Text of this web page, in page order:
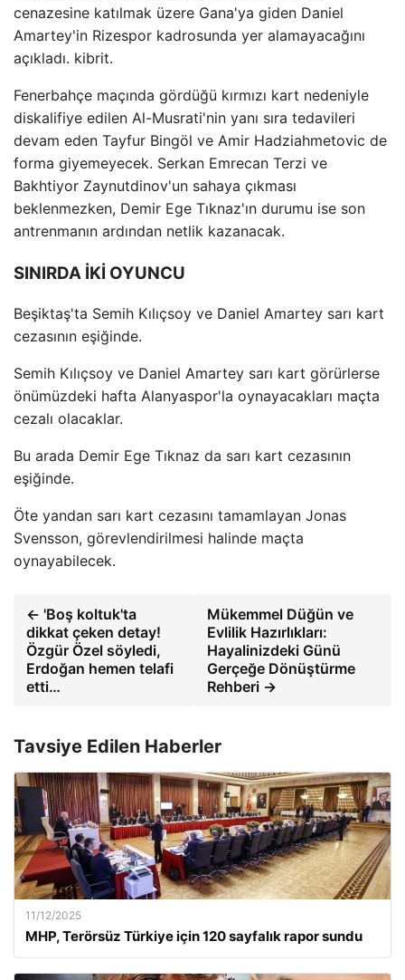
cenazesine katılmak üzere Gana'ya giden Daniel
Amartey'in Rizespor kadrosunda yer alamayacağını
açıkladı. kibrit.
Fenerbahçe maçında gördüğü kırmızı kart nedeniyle
diskalifiye edilen Al-Musrati'nin yanı sıra tedavileri
devam eden Tayfur Bingöl ve Amir Hadziahmetovic de
forma giyemeyecek. Serkan Emrecan Terzi ve
Bakhtiyor Zaynutdinov'un sahaya çıkması
beklenmezken, Demir Ege Tıknaz'ın durumu ise son
antrenmanın ardından netlik kazanacak.
SINIRDA İKİ OYUNCU
Beşiktaş'ta Semih Kılıçsoy ve Daniel Amartey sarı kart
cezasının eşiğinde.
Semih Kılıçsoy ve Daniel Amartey sarı kart görürlerse
önümüzdeki hafta Alanyaspor'la oynayacakları maçta
cezalı olacaklar.
Bu arada Demir Ege Tıknaz da sarı kart cezasının
eşiğinde.
Öte yandan sarı kart cezasını tamamlayan Jonas
Svensson, görevlendirilmesi halinde maçta
oynayabilecek.
← 'Boş koltuk'ta
dikkat çeken detay!
Özgür Özel söyledi,
Erdoğan hemen telafi
etti…
Mükemmel Düğün ve
Evlilik Hazırlıkları:
Hayalinizdeki Günü
Gerçeğe Dönüştürme
Rehberi →
Tavsiye Edilen Haberler
11/12/2025
MHP, Terörsüz Türkiye için 120 sayfalık rapor sundu